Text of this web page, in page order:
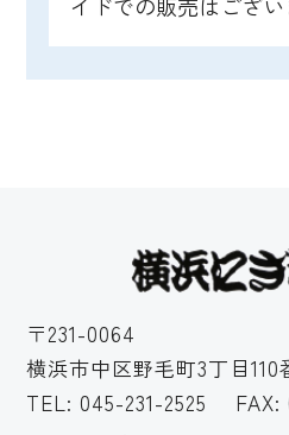
〒231-0064
横浜市中区野毛町3丁目110
TEL: 045-231-2525
FAX: